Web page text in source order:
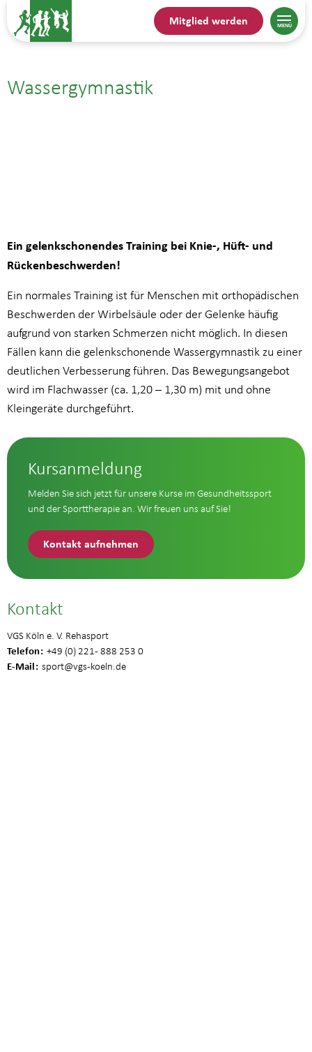
Mitglied werden
Wassergymnastik
bis
Ein gelenkschonendes Training bei Knie-, Hüft- und
Rückenbeschwerden!
Ein normales Training ist für Menschen mit orthopädischen
Beschwerden der Wirbelsäule oder der Gelenke häufig
aufgrund von starken Schmerzen nicht möglich. In diesen
Fällen kann die gelenkschonende Wassergymnastik zu einer
deutlichen Verbesserung führen. Das Bewegungsangebot
wird im Flachwasser (ca. 1,20 – 1,30 m) mit und ohne
Kleingeräte durchgeführt.
Kursanmeldung
Melden Sie sich jetzt für unsere Kurse im Gesundheitssport
und der Sporttherapie an. Wir freuen uns auf Sie!
Kontakt aufnehmen
Kontakt
VGS Köln e. V. Rehasport
Telefon +49 (0) 221 - 888 253 0
E-Mail sport@vgs-koeln.de